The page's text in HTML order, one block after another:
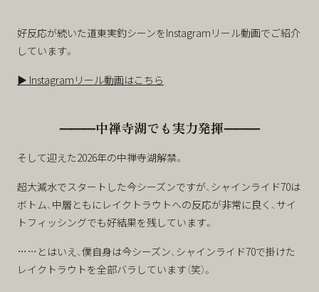
好反応が続いた道東実釣シーンをInstagramリール動画でご紹介
しています。
▶ Instagramリール動画はこちら
⸻中禅寺湖でも実力発揮⸻
そして迎えた2026年の中禅寺湖解禁。
超大減水でスタートした今シーズンですが、シャインライド70は
ボトム、中層ともにレイクトラウトへの反応が非常に良く、サイ
トフィッシングでも好結果を残しています。
……とはいえ、僕自身は今シーズン、シャインライド70で掛けた
レイクトラウトを全部バラしています（笑）。